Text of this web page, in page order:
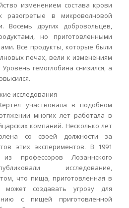
изменением состава крови
разогретые в микроволновой
других добровольцев,
но приготовленными
Все продукты, которые были
печах, вели к изменениям
гемоглобина снизился, а
исследования
участвовала в подобном
многих лет работала в
компаний. Несколько лет
со своей должности за
этих экспериментов. В 1991
профессоров Лозаннского
исследование,
что пища, приготовленная в
может создавать угрозу для
с пищей приготовленной